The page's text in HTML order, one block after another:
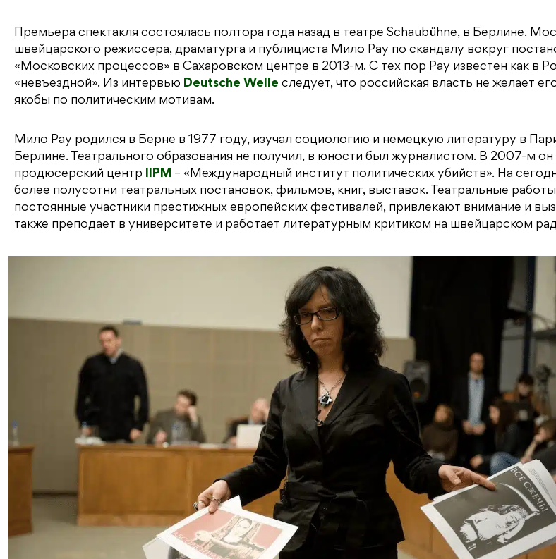
Премьера спектакля состоялась полтора года назад в театре Schaubühne, в Берлине.
швейцарского режиссера, драматурга и публициста Мило Рау по скандалу вокруг
«Московских процессов» в Сахаровском центре в 2013-м. С тех пор Рау известен как в
«невъездной». Из интервью Deutsche Welle следует, что российская власть не желает
якобы по политическим мотивам.
Мило Рау родился в Берне в 1977 году, изучал социологию и немецкую литературу в
Берлине. Театрального образования не получил, в юности был журналистом. В 2007-м он
продюсерский центр
IIPM – «Международный институт политических убийств». На
более полусотни театральных постановок, фильмов, книг, выставок. Театральные
постоянные участники престижных европейских фестивалей, привлекают внимание и
также преподает в университете и работает литературным критиком на швейцарском